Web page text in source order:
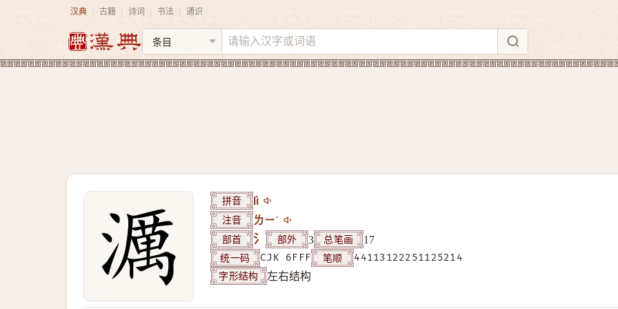
汉典 古籍 诗词 书法 通识
拼音 lì
注音 ㄌㄧˋ
部首 氵 部外 3 总笔画 17
统一码 CJK 6FFF 笔顺 44113122251125214
字形结构 左右结构